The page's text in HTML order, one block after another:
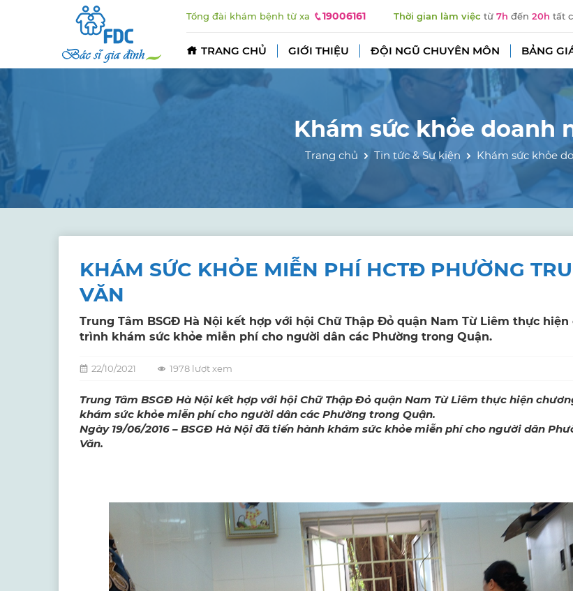
Tổng đài khám bệnh từ xa 19006161 Thời gian làm việc từ 7h đến 20h tất
TRANG CHỦ GIỚI THIỆU ĐỘI NGŨ CHUYÊN MÔN BẢNG
Khám sức khỏe doanh
Trang chủ Tin tức & Sự kiện Khám sức khỏe
KHÁM SỨC KHỎE MIỄN PHÍ HCTĐ PHƯỜNG
VĂN
Trung Tâm BSGĐ Hà Nội kết hợp với hội Chữ Thập Đỏ quận Nam Từ Liêm thực hiện
trình khám sức khỏe miễn phí cho người dân các Phường trong Quận.
22/10/2021 1978 lượt xem
Trung Tâm BSGĐ Hà Nội kết hợp với hội Chữ Thập Đỏ quận Nam Từ Liêm thực hiện
khám sức khỏe miễn phí cho người dân các Phường trong Quận.
Ngày 19/06/2016 – BSGĐ Hà Nội đã tiến hành khám sức khỏe miễn phí cho người dân
Văn.